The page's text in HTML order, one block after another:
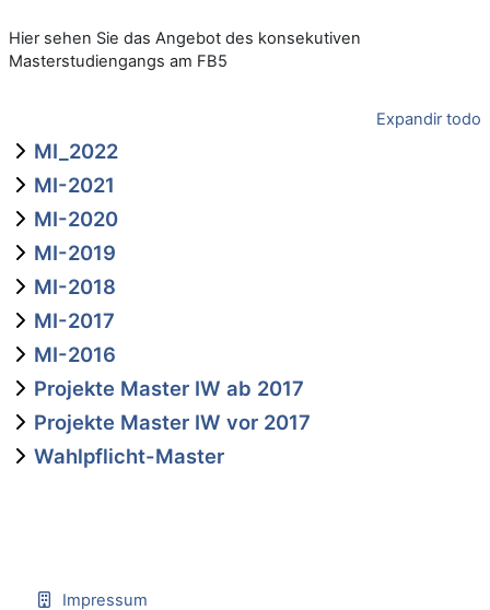
Hier sehen Sie das Angebot des konsekutiven
Masterstudiengangs am FB5
Expandir todo
MI_2022
MI-2021
MI-2020
MI-2019
MI-2018
MI-2017
MI-2016
Projekte Master IW ab 2017
Projekte Master IW vor 2017
Wahlpflicht-Master
Impressum